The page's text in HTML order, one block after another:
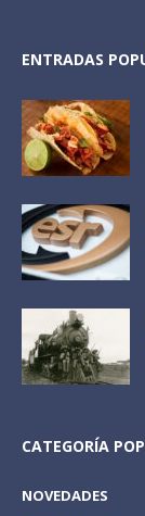
ENTRADAS
CATEGORÍA
NOVEDADES